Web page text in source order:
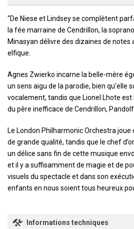
“De Niese et Lindsey se complètent
la fée marraine de Cendrillon, la
Minasyan délivre des dizaines de notes
elfique.
Agnes Zwierko incarne la belle-mère
un sens aigu de la parodie, bien qu’elle
vocalement, tandis que Lionel Lhote
du père inefficace de Cendrillon,
Le London Philharmonic Orchestra joue
de grande qualité, tandis que le chef
un délice sans fin de cette musique
et il y a suffisamment de magie et de
visuels du spectacle et dans son
enfants en nous soient tous heureux
Informations techniques